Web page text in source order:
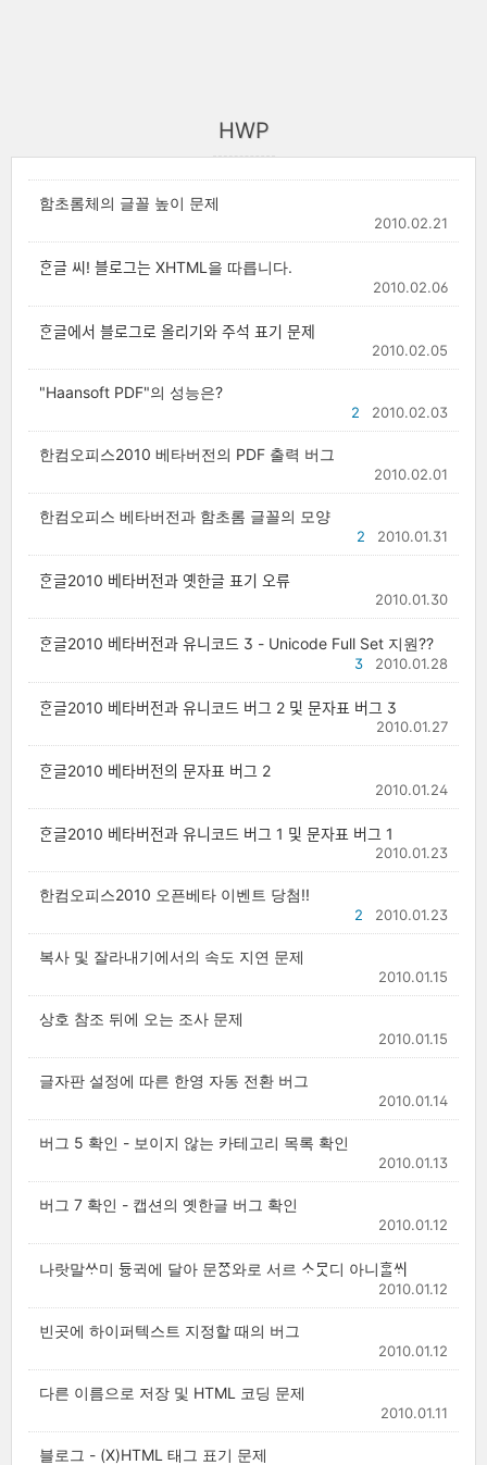
HWP
함초롬체의 글꼴 높이 문제
2010.02.21
ᄒᆞᆫ글 씨! 블로그는 XHTML을 따릅니다.
2010.02.06
ᄒᆞᆫ글에서 블로그로 올리기와 주석 표기 문제
2010.02.05
"Haansoft PDF"의 성능은?
2010.02.03
2
한컴오피스2010 베타버전의 PDF 출력 버그
2010.02.01
한컴오피스 베타버전과 함초롬 글꼴의 모양
2010.01.31
2
ᄒᆞᆫ글2010 베타버전과 옛한글 표기 오류
2010.01.30
ᄒᆞᆫ글2010 베타버전과 유니코드 3 - Unicode Full Set 지원??
2010.01.28
3
ᄒᆞᆫ글2010 베타버전과 유니코드 버그 2 및 문자표 버그 3
2010.01.27
ᄒᆞᆫ글2010 베타버전의 문자표 버그 2
2010.01.24
ᄒᆞᆫ글2010 베타버전과 유니코드 버그 1 및 문자표 버그 1
2010.01.23
한컴오피스2010 오픈베타 이벤트 당첨!!
2010.01.23
2
복사 및 잘라내기에서의 속도 지연 문제
2010.01.15
상호 참조 뒤에 오는 조사 문제
2010.01.15
글자판 설정에 따른 한영 자동 전환 버그
2010.01.14
버그 5 확인 - 보이지 않는 카테고리 목록 확인
2010.01.13
버그 7 확인 - 캡션의 옛한글 버그 확인
2010.01.12
나랏말ᄊᆞ미 듀ᇰ귁에 달아 문ᄍᆞᆼ와로 서르 ᄉᆞᄆᆞᆺ디 아니ᄒᆞᆯᄊᆡ
2010.01.12
빈곳에 하이퍼텍스트 지정할 때의 버그
2010.01.12
다른 이름으로 저장 및 HTML 코딩 문제
2010.01.11
블로그 - (X)HTML 태그 표기 문제